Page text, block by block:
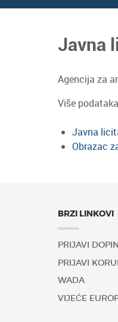
Javna
Agencija za
Više
Javna
Obrazac
BRZI LINKOVI
PRIJAVI
PRIJAVI
WADA
VIJEĆE